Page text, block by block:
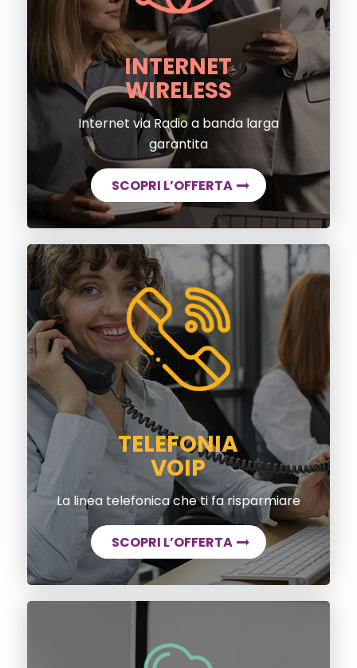
INTERNET
WIRELESS
Internet via Radio a banda larga
garantita
SCOPRI L’OFFERTA
TELEFONIA
VOIP
La linea telefonica che ti fa risparmiare
SCOPRI L’OFFERTA